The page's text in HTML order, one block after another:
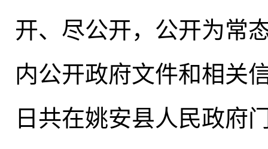
开、尽公开， 公开为常
内公开政府文件和相关
日共在姚安县人民政府